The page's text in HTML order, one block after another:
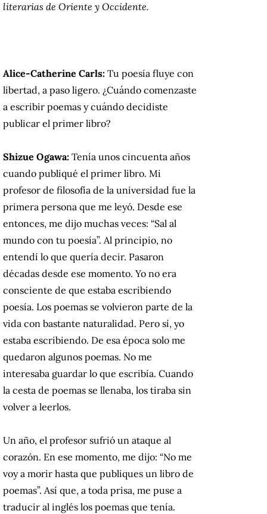
literarias de Oriente y Occidente.
Alice-Catherine Carls: Tu poesía fluye con
libertad, a paso ligero. ¿Cuándo comenzaste
a escribir poemas y cuándo decidiste
publicar el primer libro?
Shizue Ogawa: Tenía unos cincuenta años
cuando publiqué el primer libro. Mi
profesor de filosofía de la universidad fue la
primera persona que me leyó. Desde ese
entonces, me dijo muchas veces: “Sal al
mundo con tu poesía”. Al principio, no
entendí lo que quería decir. Pasaron
décadas desde ese momento. Yo no era
consciente de que estaba escribiendo
poesía. Los poemas se volvieron parte de la
vida con bastante naturalidad. Pero sí, yo
estaba escribiendo. De esa época solo me
quedaron algunos poemas. No me
interesaba guardar lo que escribía. Cuando
la cesta de poemas se llenaba, los tiraba sin
volver a leerlos.
Un año, el profesor sufrió un ataque al
corazón. En ese momento, me dijo: “No me
voy a morir hasta que publiques un libro de
poemas”. Así que, a toda prisa, me puse a
traducir al inglés los poemas que tenía.